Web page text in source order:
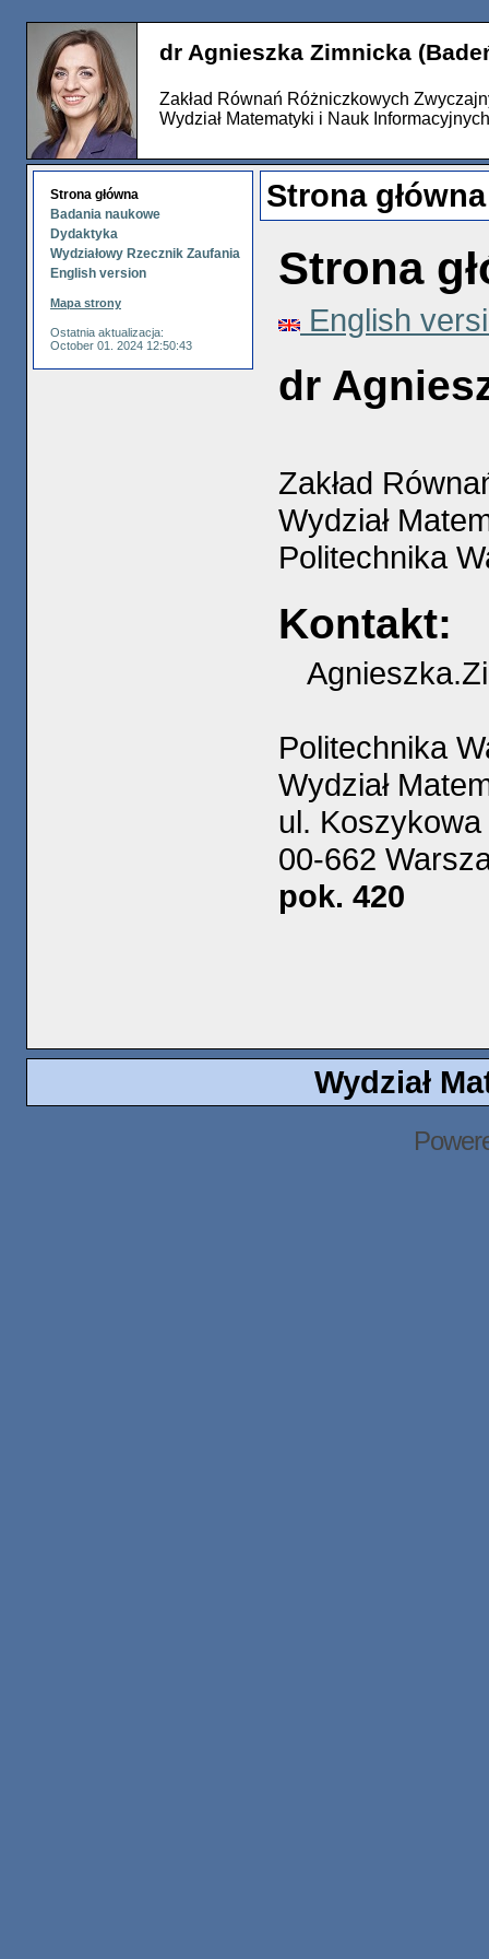
dr Agnieszka Zimnicka
Zakład Równań Różniczkowych
Wydział Matematyki i Nauk Informacyjnych
Strona główna
Badania naukowe
Dydaktyka
Wydziałowy Rzecznik Zaufania
English version
Mapa strony
Ostatnia aktualizacja:
October 01. 2024 12:50:43
Strona główna
Strona
English
dr
Zakład
Wydział
Politechnika
Kontakt:
Politechnika
Wydział
ul. Koszykowa
00-662
pok. 420
Wydział